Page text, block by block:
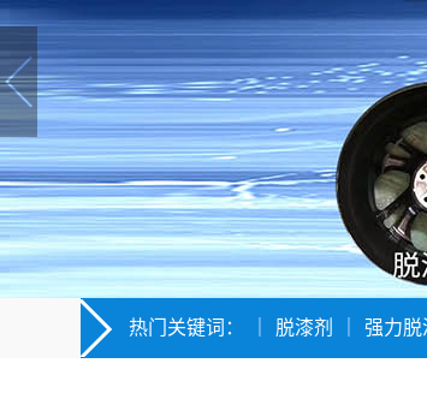
热门关键词： 脱漆剂 强力脱